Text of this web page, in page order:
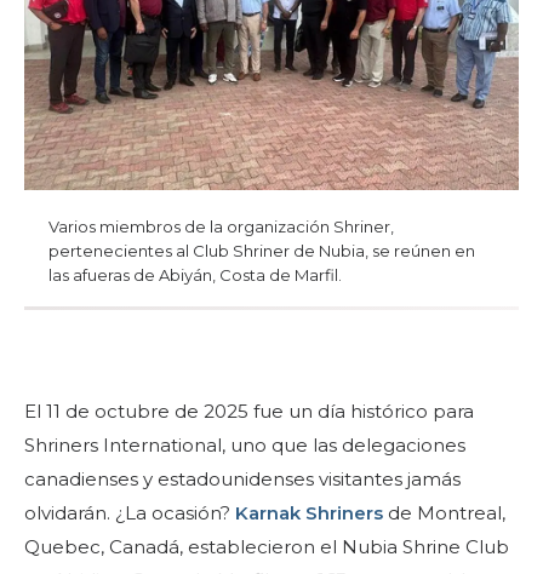
Define tu camino
Nuestra conexión con Freemasonry
Experimenta la Hermandad
Tu impacto
Capítulos
Noticias y eventos
Programas SIEF
Contáctenos
Varios miembros de la organización Shriner,
pertenecientes al Club Shriner de Nubia, se reúnen en
las afueras de Abiyán, Costa de Marfil.
El 11 de octubre de 2025 fue un día histórico para
Shriners International, uno que las delegaciones
canadienses y estadounidenses visitantes jamás
olvidarán. ¿La ocasión? Karnak Shriners de Montreal,
Quebec, Canadá, establecieron el Nubia Shrine Club